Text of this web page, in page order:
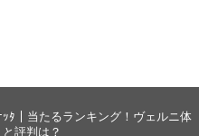
ﾀ｜当たるランキング！ヴェルニ体
評判は？